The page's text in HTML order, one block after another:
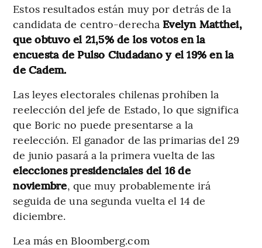
Estos resultados están muy por detrás de la
candidata de centro-derecha Evelyn Matthei,
que obtuvo el 21,5% de los votos en la
encuesta de Pulso Ciudadano y el 19% en la
de Cadem.
Las leyes electorales chilenas prohíben la
reelección del jefe de Estado, lo que significa
que Boric no puede presentarse a la
reelección. El ganador de las primarias del 29
de junio pasará a la primera vuelta de las
elecciones presidenciales del 16 de
noviembre, que muy probablemente irá
seguida de una segunda vuelta el 14 de
diciembre.
Lea más en Bloomberg.com